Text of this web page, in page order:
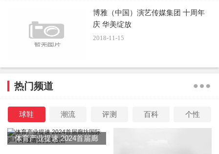
博雅（中国）演艺传媒集团 十周年
庆 华美绽放
2018-11-15
热门频道
球鞋 潮流 评测 百科 个性
体育产业提速 2024首届廊